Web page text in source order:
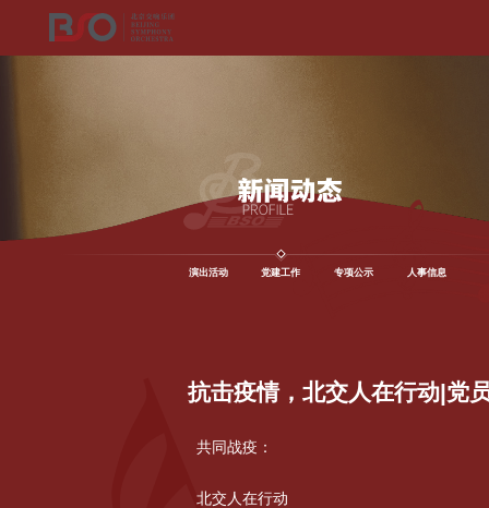
演出活动 党建工作 专项公示 人事信息
抗击疫情，北交人在行动|党
共同战疫：
北交人在行动